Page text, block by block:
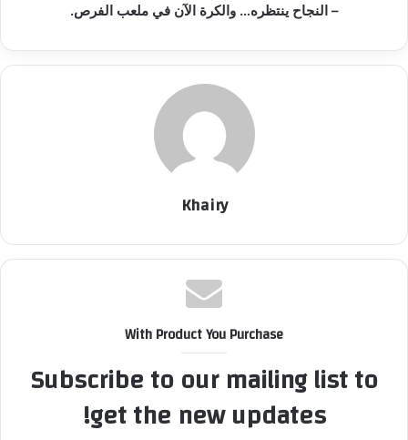
– النجاح ينتظره… والكرة الآن في ملعب الفرص.
Khairy
With Product You Purchase
Subscribe to our mailing list to
get the new updates!